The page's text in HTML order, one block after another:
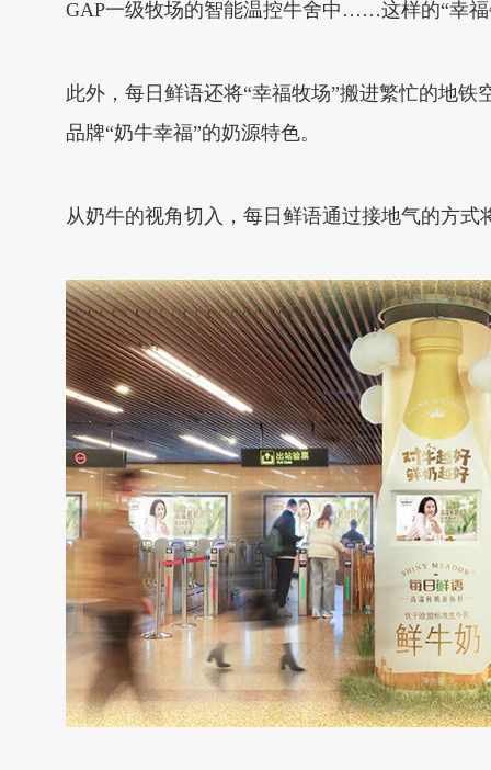
GAP一级牧场的智能温控牛舍中……这样的“幸
此外，每日鲜语还将“幸福牧场”搬进繁忙的地
品牌“奶牛幸福”的奶源特色。
从奶牛的视角切入，每日鲜语通过接地气的方